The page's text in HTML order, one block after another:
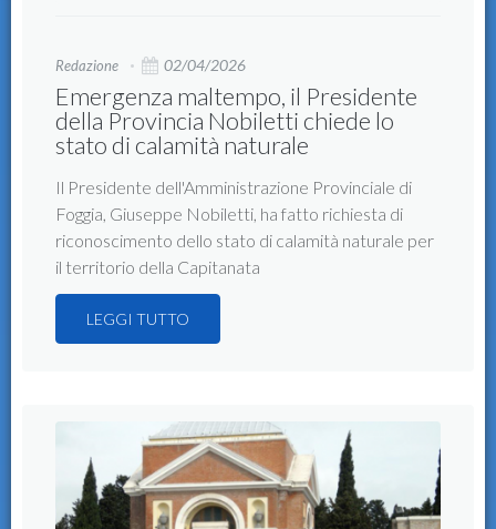
Redazione 02/04/2026
Emergenza maltempo, il Presidente
della Provincia Nobiletti chiede lo
stato di calamità naturale
Il Presidente dell'Amministrazione Provinciale di
Foggia, Giuseppe Nobiletti, ha fatto richiesta di
riconoscimento dello stato di calamità naturale per
il territorio della Capitanata
LEGGI TUTTO